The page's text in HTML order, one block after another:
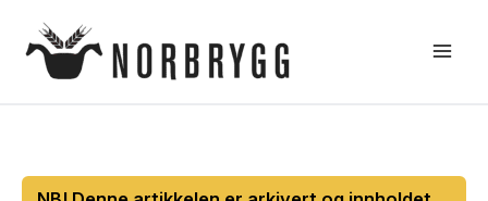
rett